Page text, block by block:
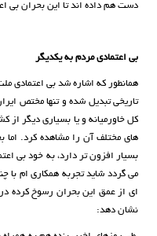
دست هم داده اند تا این بحران بی
بی اعتمادی مردم به یکدیگر
همانطور که اشاره شد بی اعتمادی
تاریخی تبدیل شده و تنها مختص
کل خاورمیانه و یا بسیاری دیگر از
های مختلف آن را مشاهده کرد. اما
بسیار افزون تر دارد، به خود بی
می گردد شاید تجربه همکاری ام با
ای از عمق این بحران رسوخ کرده در
نشان دهد: